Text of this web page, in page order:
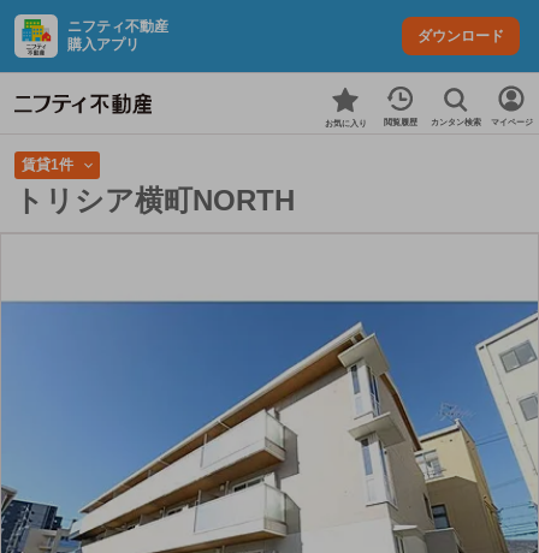
ニフティ不動産
購入アプリ
ダウンロード
お気に入り 閲覧履歴 カンタン検索 マイページ
賃貸1件
トリシア横町NORTH